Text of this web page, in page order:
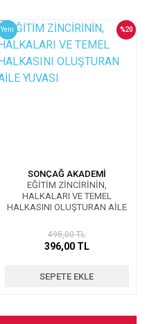
Yeni
SONÇAĞ AKADEMİ
EĞİTİM ZİNCİRİNİN,
HALKALARI VE TEMEL
HALKASINI OLUŞTURAN AİLE
%20
495,00 TL
396,00 TL
SEPETE EKLE